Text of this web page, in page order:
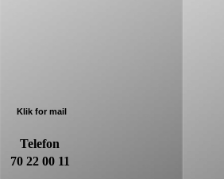
Klik for mail
Telefon
70 22 00 11